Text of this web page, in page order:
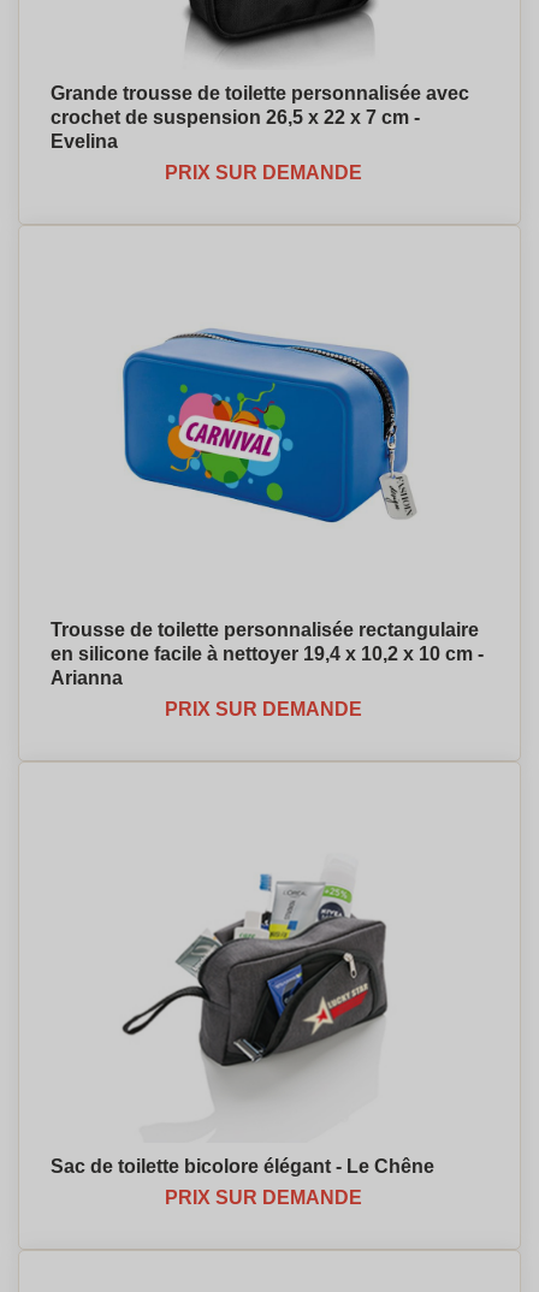
Grande trousse de toilette personnalisée avec
crochet de suspension 26,5 x 22 x 7 cm -
Evelina
PRIX SUR DEMANDE
Trousse de toilette personnalisée rectangulaire
en silicone facile à nettoyer 19,4 x 10,2 x 10 cm -
Arianna
PRIX SUR DEMANDE
Sac de toilette bicolore élégant - Le Chêne
PRIX SUR DEMANDE